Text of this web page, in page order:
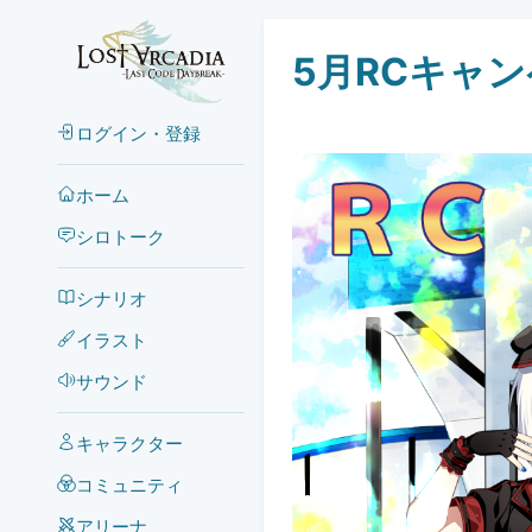
ログイン・登録
ホーム
シロトーク
シナリオ
イラスト
サウンド
キャラクター
コミュニティ
アリーナ
5月RCキャ